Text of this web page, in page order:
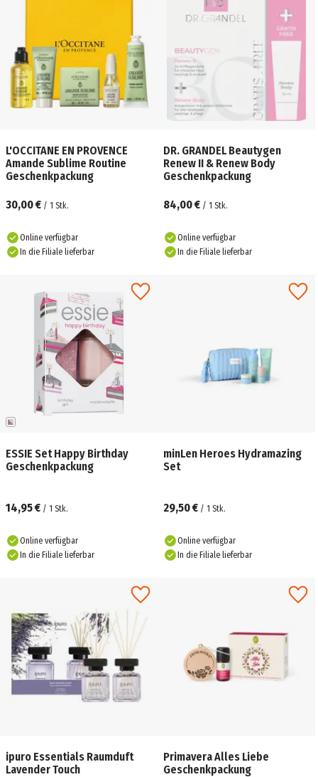
L'OCCITANE EN PROVENCE
Amande Sublime Routine
Geschenkpackung
30,00 € / 1 Stk.
Online verfügbar
In die Filiale lieferbar
DR. GRANDEL Beautygen
Renew II & Renew Body
Geschenkpackung
84,00 € / 1 Stk.
Online verfügbar
In die Filiale lieferbar
ESSIE Set Happy Birthday
Geschenkpackung
14,95 € / 1 Stk.
Online verfügbar
In die Filiale lieferbar
minLen Heroes Hydramazing
Set
29,50 € / 1 Stk.
Online verfügbar
In die Filiale lieferbar
ipuro Essentials Raumduft
Lavender Touch
Primavera Alles Liebe
Geschenkpackung